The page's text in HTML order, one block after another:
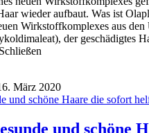
wieder aufbaut. Was ist
Wirkstoffkomplexes aus den
der geschädigtes
März 2020
und schöne